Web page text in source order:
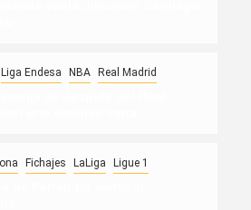
Liga Endesa NBA Real Madrid
Fichajes LaLiga Ligue 1